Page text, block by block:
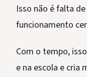
Isso não é falta
funcionamento
Com o tempo,
e na escola e cria